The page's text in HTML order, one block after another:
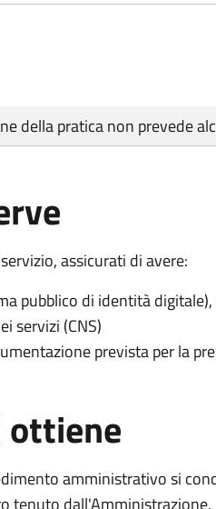
della pratica non prevede
assicurati di avere:
pubblico di identità
servizi (CNS)
prevista per la
ottiene
amministrativo si
tenuto dall'Amministrazione.